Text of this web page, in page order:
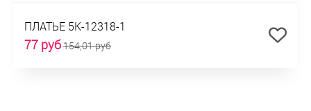
ПЛАТЬЕ 5К-12318-1
77 руб154,01 руб